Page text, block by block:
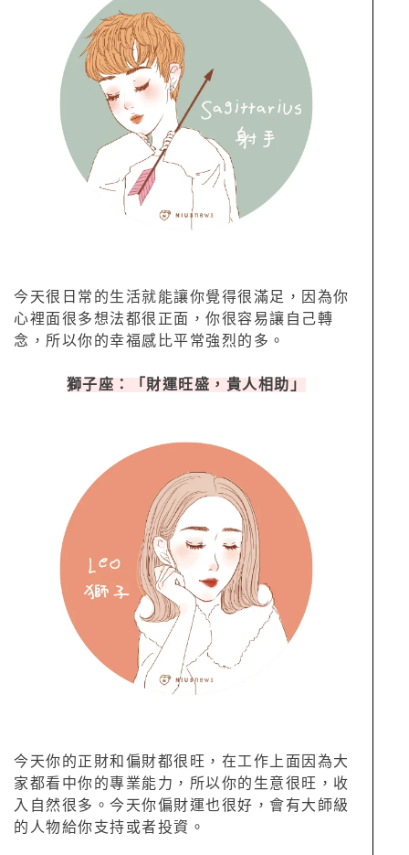
今天很日常的生活就能讓你覺得很滿足，因為你
心裡面很多想法都很正面，你很容易讓自己轉
念，所以你的幸福感比平常強烈的多。
獅子座：「財運旺盛，貴人相助」
今天你的正財和偏財都很旺，在工作上面因為大
家都看中你的專業能力，所以你的生意很旺，收
入自然很多。今天你偏財運也很好，會有大師級
的人物給你支持或者投資。